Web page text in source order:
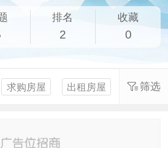
排名
2
收藏
0
求购房屋 出租房屋 求租房屋
筛选